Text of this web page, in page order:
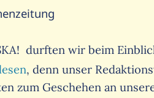
durften wir beim
, denn unser
zum Geschehen an